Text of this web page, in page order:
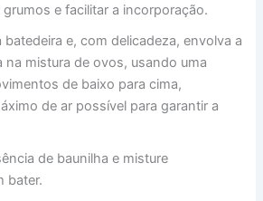
e facilitar a incorporação.
batedeira e, com delicadeza, envolva a
na mistura de ovos, usando uma
de baixo para cima,
de ar possível para garantir a
de baunilha e misture
bater.